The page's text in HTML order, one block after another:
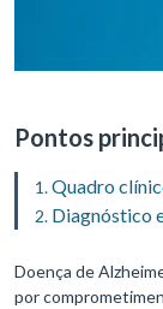
Pontos
Quadro
Diagnóstico
Doença de
por